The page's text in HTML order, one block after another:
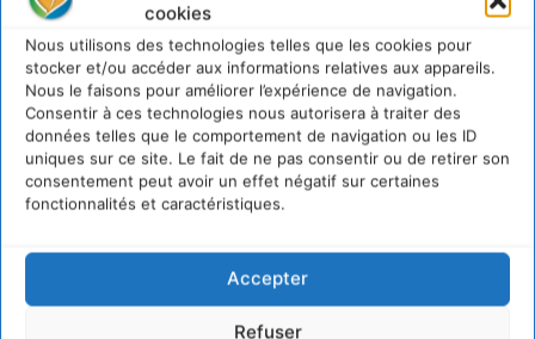
cookies
Nous utilisons des technologies telles que les cookies pour
stocker et/ou accéder aux informations relatives aux appareils.
Nous le faisons pour améliorer l’expérience de navigation.
Consentir à ces technologies nous autorisera à traiter des
données telles que le comportement de navigation ou les ID
uniques sur ce site. Le fait de ne pas consentir ou de retirer son
consentement peut avoir un effet négatif sur certaines
fonctionnalités et caractéristiques.
Accepter
Refuser
JE M'ABONNE